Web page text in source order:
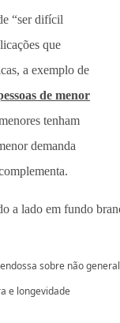
“ser difícil
que
a exemplo de
de menor
tenham
demanda
sobre não
e longevidade